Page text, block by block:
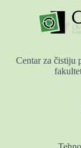
Centar za čistiju